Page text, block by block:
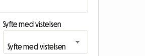
Syfte med vistelsen